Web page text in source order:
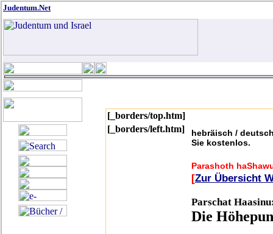
Judentum.Net
[_borders/top.htm]
[_borders/left.htm]
hebräisch /
Sie kostenlos.
Parashoth
[Zur Übersicht
Parschat
Die